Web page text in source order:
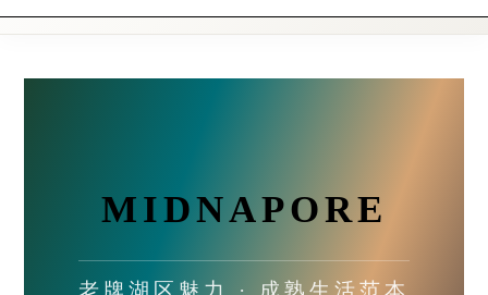
MIDNAPORE
老牌湖区魅力 · 成熟生活范本